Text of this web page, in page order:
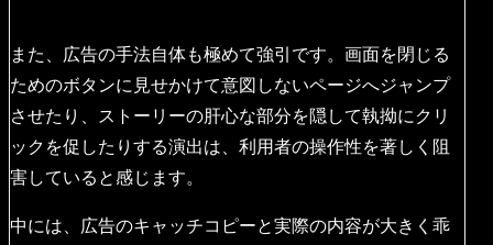
また、広告の手法自体も極めて強引です。画面を閉じる
ためのボタンに見せかけて意図しないページへジャンプ
させたり、ストーリーの肝心な部分を隠して執拗にクリ
ックを促したりする演出は、利用者の操作性を著しく阻
害していると感じます。
中には、広告のキャッチコピーと実際の内容が大きく乖